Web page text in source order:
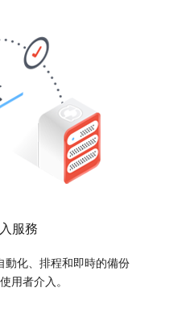
服務
動化、排程和即時的備份
用者介入。